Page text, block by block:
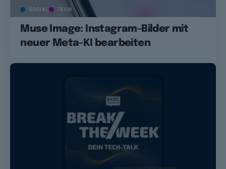
SOCIAL TECH
Muse Image: Instagram-Bilder mit
neuer Meta-KI bearbeiten